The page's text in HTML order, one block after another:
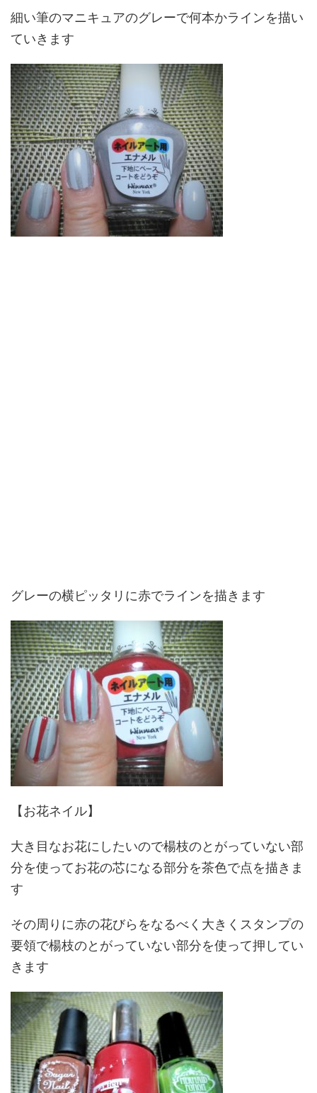
細い筆のマニキュアのグレーで何本かラインを描い
ていきます
グレーの横ピッタリに赤でラインを描きます
【お花ネイル】
大き目なお花にしたいので楊枝のとがっていない部
分を使ってお花の芯になる部分を茶色で点を描きま
す
その周りに赤の花びらをなるべく大きくスタンプの
要領で楊枝のとがっていない部分を使って押してい
きます